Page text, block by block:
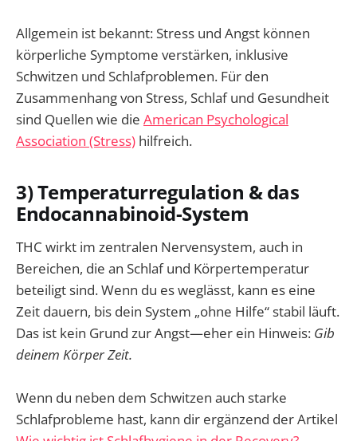
Allgemein ist bekannt: Stress und Angst können
körperliche Symptome verstärken, inklusive
Schwitzen und Schlafproblemen. Für den
Zusammenhang von Stress, Schlaf und Gesundheit
sind Quellen wie die American Psychological
Association (Stress) hilfreich.
3) Temperaturregulation & das
Endocannabinoid-System
THC wirkt im zentralen Nervensystem, auch in
Bereichen, die an Schlaf und Körpertemperatur
beteiligt sind. Wenn du es weglässt, kann es eine
Zeit dauern, bis dein System „ohne Hilfe“ stabil läuft.
Das ist kein Grund zur Angst—eher ein Hinweis: Gib
deinem Körper Zeit.
Wenn du neben dem Schwitzen auch starke
Schlafprobleme hast, kann dir ergänzend der Artikel